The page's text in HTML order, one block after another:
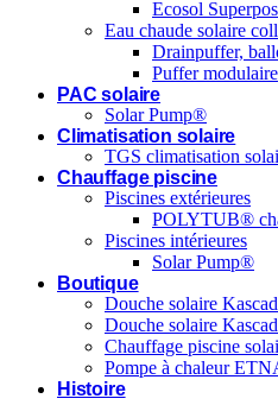
Ecosol
Eau chaude solaire
Drainpuffer,
Puffer modulaire
PAC solaire
Solar Pump®
Climatisation solaire
TGS climatisation
Chauffage piscine
Piscines extérieures
POLYTUB®
Piscines intérieures
Solar Pump®
Boutique
Douche solaire
Douche solaire
Chauffage piscine
Pompe à chaleur
Histoire
RE